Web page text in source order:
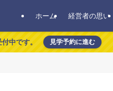
ホーム 経営者の思い
中です。 見学予約に進む